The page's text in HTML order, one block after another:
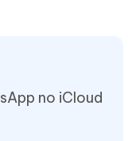
no iCloud